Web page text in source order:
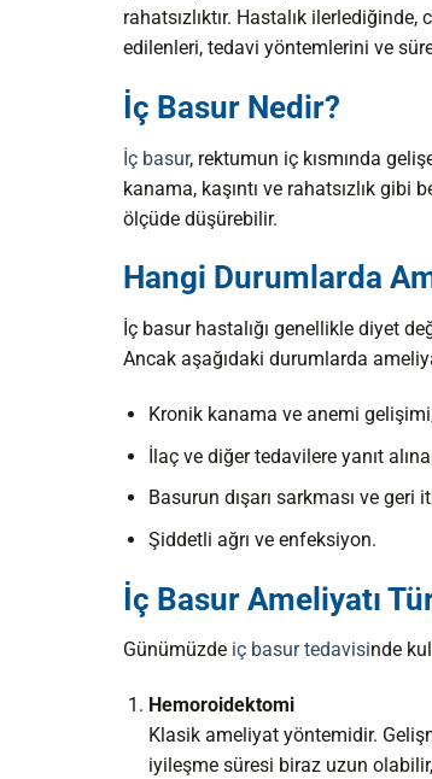
rahatsızlıktır. Hastalık
edilenleri, tedavi yöntemlerini ve
İç Basur Nedir?
İç basur, rektumun iç kısmında
kanama, kaşıntı ve rahatsızlık
ölçüde düşürebilir.
Hangi Durumlarda
İç basur hastalığı genellikle diyet
Ancak aşağıdaki durumlarda
Kronik kanama ve anemi
İlaç ve diğer tedavilere yanıt
Basurun dışarı sarkması ve geri
Şiddetli ağrı ve enfeksiyon.
İç Basur Ameliyatı
Günümüzde iç basur tedavisinde
Hemoroidektomi
Klasik ameliyat yöntemidir.
iyileşme süresi biraz uzun